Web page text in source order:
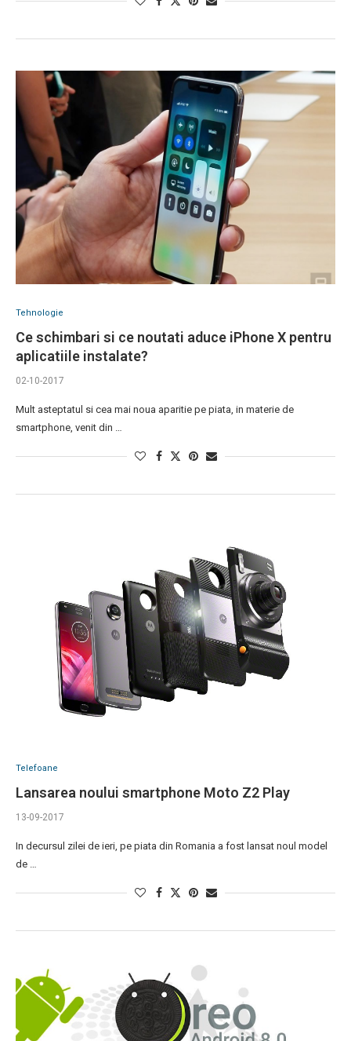
Tehnologie
Ce schimbari si ce noutati aduce iPhone X pentru
aplicatiile instalate?
02-10-2017
Mult asteptatul si cea mai noua aparitie pe piata, in materie de
smartphone, venit din …
Telefoane
Lansarea noului smartphone Moto Z2 Play
13-09-2017
In decursul zilei de ieri, pe piata din Romania a fost lansat noul model
de …